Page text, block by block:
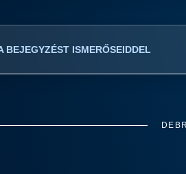
BEJEGYZÉST ISMERŐSEIDDEL